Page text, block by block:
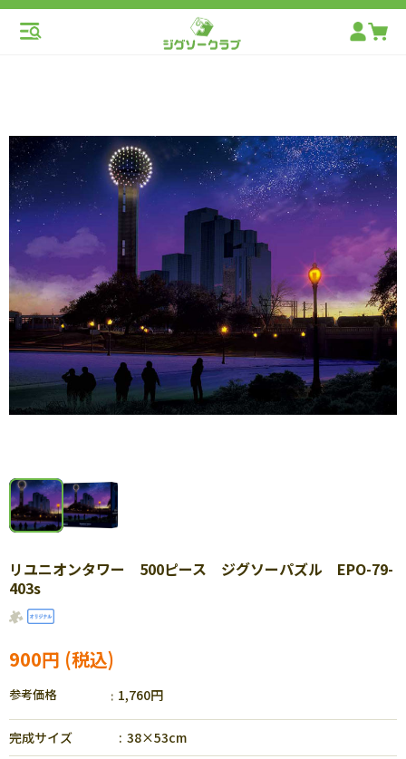
リユニオンタワー 500ピース ジグソーパズル EPO-79-
403s
900円
参考価格 1,760円
完成サイズ 38×53cm